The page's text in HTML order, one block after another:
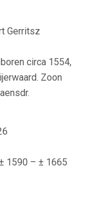
Gerritsz
circa 1554,
Zoon
1590 – ± 1665